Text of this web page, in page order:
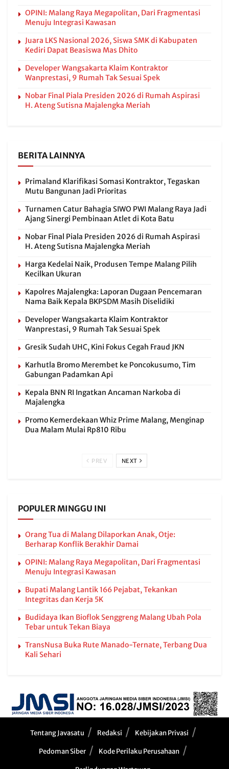
OPINI: Malang Raya Megapolitan, Dari Fragmentasi
Menuju Integrasi Kawasan
Juara LKS Nasional 2026, Siswa SMK di Kabupaten
Kediri Dapat Beasiswa Mas Dhito
Developer Wangsakarta Klaim Kontraktor
Wanprestasi, 9 Rumah Tak Sesuai Spek
Nobar Final Piala Presiden 2026 di Rumah Aspirasi
H. Ateng Sutisna Majalengka Meriah
BERITA LAINNYA
Primaland Klarifikasi Somasi Kontraktor, Tegaskan
Mutu Bangunan Jadi Prioritas
Turnamen Catur Bahagia SIWO PWI Malang Raya Jadi
Ajang Sinergi Pembinaan Atlet di Kota Batu
Nobar Final Piala Presiden 2026 di Rumah Aspirasi
H. Ateng Sutisna Majalengka Meriah
Harga Kedelai Naik, Produsen Tempe Malang Pilih
Kecilkan Ukuran
Kapolres Majalengka: Laporan Dugaan Pencemaran
Nama Baik Kepala BKPSDM Masih Diselidiki
Developer Wangsakarta Klaim Kontraktor
Wanprestasi, 9 Rumah Tak Sesuai Spek
Gresik Sudah UHC, Kini Fokus Cegah Fraud JKN
Karhutla Bromo Merembet ke Poncokusumo, Tim
Gabungan Padamkan Api
Kepala BNN RI Ingatkan Ancaman Narkoba di
Majalengka
Promo Kemerdekaan Whiz Prime Malang, Menginap
Dua Malam Mulai Rp810 Ribu
PREV NEXT
POPULER MINGGU INI
Orang Tua di Malang Dilaporkan Anak, Otje:
Berharap Konflik Berakhir Damai
OPINI: Malang Raya Megapolitan, Dari Fragmentasi
Menuju Integrasi Kawasan
Bupati Malang Lantik 166 Pejabat, Tekankan
Integritas dan Kerja 5K
Budidaya Ikan Bioflok Senggreng Malang Ubah Pola
Tebar untuk Tekan Biaya
TransNusa Buka Rute Manado-Ternate, Terbang Dua
Kali Sehari
Tentang Javasatu Redaksi Kebijakan Privasi
Pedoman Siber Kode Perilaku Perusahaan